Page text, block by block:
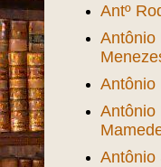
Antº
Antônio
Antônio
Antônio
Antônio